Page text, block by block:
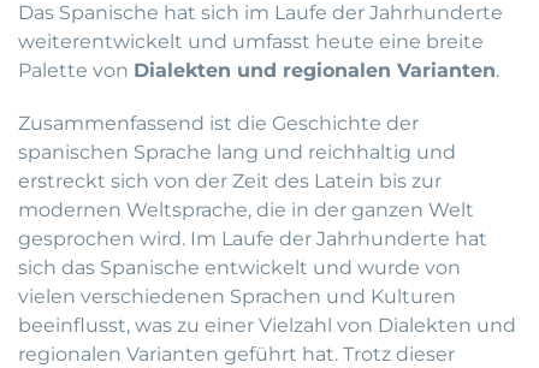
Das Spanische hat sich im Laufe der Jahrhunderte
weiterentwickelt und umfasst heute eine breite
Palette von Dialekten und regionalen Varianten.
Zusammenfassend ist die Geschichte der
spanischen Sprache lang und reichhaltig und
erstreckt sich von der Zeit des Latein bis zur
modernen Weltsprache, die in der ganzen Welt
gesprochen wird. Im Laufe der Jahrhunderte hat
sich das Spanische entwickelt und wurde von
vielen verschiedenen Sprachen und Kulturen
beeinflusst, was zu einer Vielzahl von Dialekten und
regionalen Varianten geführt hat. Trotz dieser